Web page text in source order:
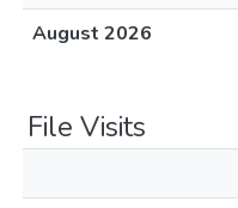
August 2026
File Visits